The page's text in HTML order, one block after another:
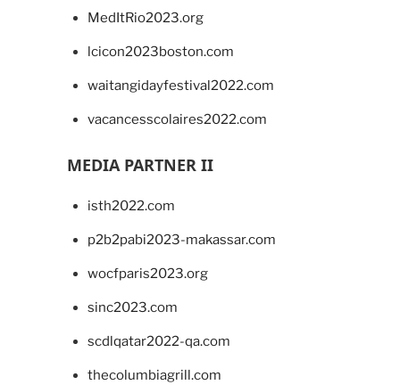
MedItRio2023.org
lcicon2023boston.com
waitangidayfestival2022.com
vacancesscolaires2022.com
MEDIA PARTNER II
isth2022.com
p2b2pabi2023-makassar.com
wocfparis2023.org
sinc2023.com
scdlqatar2022-qa.com
thecolumbiagrill.com